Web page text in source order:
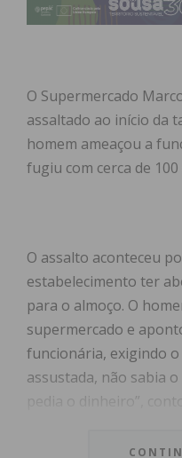
O Supermercado
assaltado ao início da
homem ameaçou a
fugiu com cerca de
O assalto aconteceu
estabelecimento ter
para o almoço. O
supermercado e
funcionária, exigindo o
assustada, não sabia
pedia o dinheiro”,